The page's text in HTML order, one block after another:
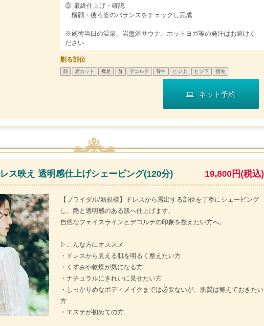
⑤ 最終仕上げ・確認
横顔・後ろ姿のバランスをチェックし完成
※施術当日の温泉、岩盤浴サウナ、ホットヨガ等の発汗はお避けく
ださい
剃る部位
顔 眉カット 襟足 首 デコルテ 背中 ヒジ上 ヒジ下 指先
ネット予約
ス映え 透明感仕上げシェービング(120分) 19,800円(税込)
【ブライダル/新規様】ドレスから露出する部位を丁寧にシェービング
し、艶と透明感のある肌へ仕上げます。
自然なフェイスラインとデコルテの印象を整えたい方へ。
▷こんな方にオススメ
・ドレスから見える肌を明るく整えたい方
・くすみや乾燥が気になる方
・ナチュラルにきれいに見せたい方
・しっかりめなボディメイクまでは必要ないが、肌質は整えておきたい
方
・エステが初めての方